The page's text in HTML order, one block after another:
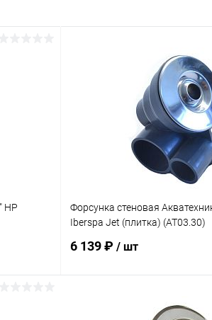
НР
Форсунка стеновая
Iberspa Jet (плитка) (AT03.30)
6 139 ₽ / шт
В корзину